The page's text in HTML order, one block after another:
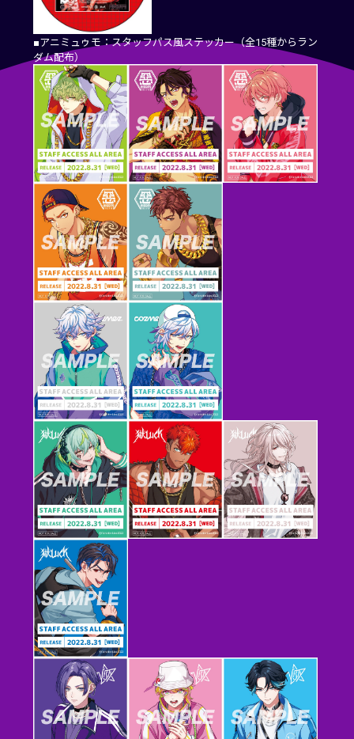
■アニミュゥモ：スタッフパス風ステッカー（全15種からラン
ダム配布）